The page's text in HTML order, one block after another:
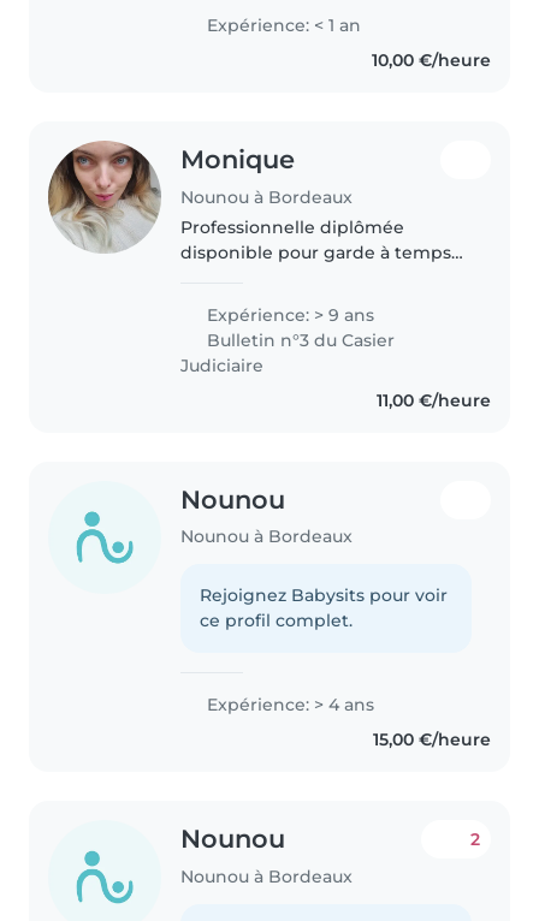
petits frères depuis longtemps
(11 ans et 2 ans maintenant), je
suis disponible pour vos..
Expérience: < 1 an
10,00 €/heure
Monique
Nounou à Bordeaux
Professionnelle diplômée
disponible pour garde à temps
de bambins garde simple ou
partagée - périscolaire -
mercredi..
Expérience: > 9 ans
Bulletin n°3 du Casier
Judiciaire
11,00 €/heure
Nounou
Nounou à Bordeaux
Rejoignez Babysits pour voir
ce profil complet.
Expérience: > 4 ans
15,00 €/heure
Nounou
Nounou à Bordeaux
2